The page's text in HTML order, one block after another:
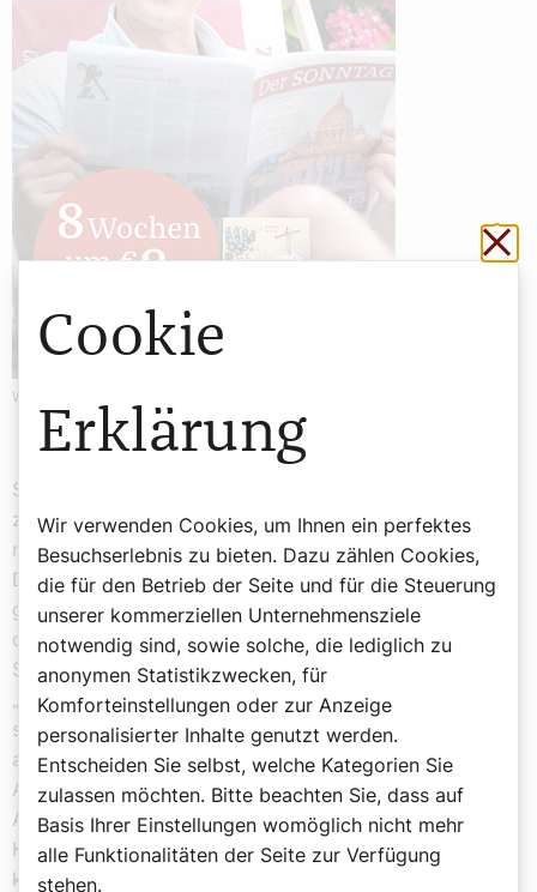
Werbung
So weit, so bekannt. Doch nun hat Rom bzw. der
zuständige Glaubenswächter, Kardinal Fernández,
nachgelegt und erläutert, wie das unaussprechliche
Dokument zu verstehen sei. Höchst aufschlussreich und
geradezu unterhaltsam gestalten sich die Passagen mit
den Umsetzungsbestimmungen für die nun erlaubten
Segnungen. Diese sollten nämlich nur sehr kurz sein –
„es ist eine Angelegenheit von 10 oder 15 Sekunden“,
schreibt Fernández – und natürlich keine rituelle Form
annehmen, weil dies ja sonst an eine offizielle kirchliche
Adelung der unanständigen Situation erinnern könnte.
Auch sollten sie nicht an einem wichtigen Ort im
Kirchengebäude oder vor dem Altar stattfinden. Wie
könnte also eine solche Segensfeier konkret aussehen,
Cookie
Erklärung
Wir verwenden Cookies, um Ihnen ein perfektes
Besuchserlebnis zu bieten. Dazu zählen Cookies,
die für den Betrieb der Seite und für die Steuerung
unserer kommerziellen Unternehmensziele
notwendig sind, sowie solche, die lediglich zu
anonymen Statistikzwecken, für
Komforteinstellungen oder zur Anzeige
personalisierter Inhalte genutzt werden.
Entscheiden Sie selbst, welche Kategorien Sie
zulassen möchten. Bitte beachten Sie, dass auf
Basis Ihrer Einstellungen womöglich nicht mehr
alle Funktionalitäten der Seite zur Verfügung
stehen.